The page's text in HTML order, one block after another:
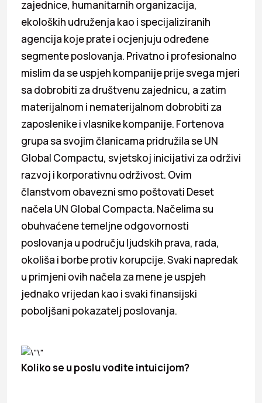
zajednice, humanitarnih organizacija,
ekoloških udruženja kao i specijaliziranih
agencija koje prate i ocjenjuju određene
segmente poslovanja. Privatno i profesionalno
mislim da se uspjeh kompanije prije svega mjeri
sa dobrobiti za društvenu zajednicu, a zatim
materijalnom i nematerijalnom dobrobiti za
zaposlenike i vlasnike kompanije. Fortenova
grupa sa svojim članicama pridružila se UN
Global Compactu, svjetskoj inicijativi za održivi
razvoj i korporativnu održivost. Ovim
članstvom obavezni smo poštovati Deset
načela UN Global Compacta. Načelima su
obuhvaćene temeljne odgovornosti
poslovanja u području ljudskih prava, rada,
okoliša i borbe protiv korupcije. Svaki napredak
u primjeni ovih načela za mene je uspjeh
jednako vrijedan kao i svaki finansijski
poboljšani pokazatelj poslovanja.
Koliko se u poslu vodite intuicijom?